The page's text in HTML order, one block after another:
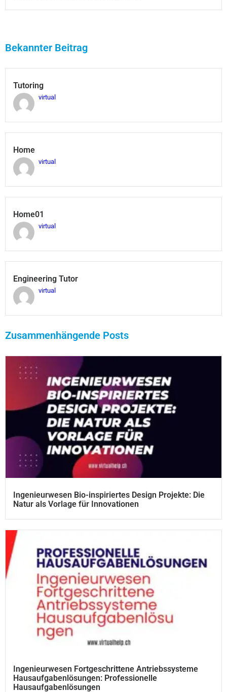
Bekannter Beitrag
Tutoring
virtual
Home
virtual
Home01
virtual
Engineering Tutor
virtual
Zusammenhängende Posts
Ingenieurwesen Bio-inspiriertes Design Projekte: Die
Natur als Vorlage für Innovationen
Ingenieurwesen Fortgeschrittene Antriebssysteme
Hausaufgabenlösungen: Professionelle
Hausaufgabenlösungen